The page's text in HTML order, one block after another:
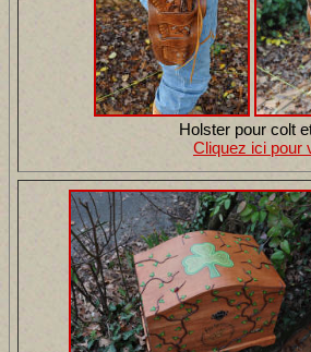
Holster pour colt
Cliquez ici pour